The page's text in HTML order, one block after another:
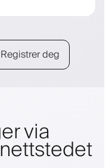
Registrer deg
via